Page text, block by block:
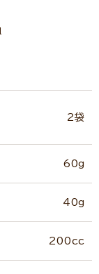
2袋
60g
40g
200cc